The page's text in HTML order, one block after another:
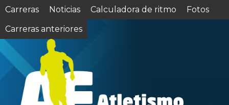
Carreras Noticias Calculadora de ritmo
Fotos
Carreras anteriores